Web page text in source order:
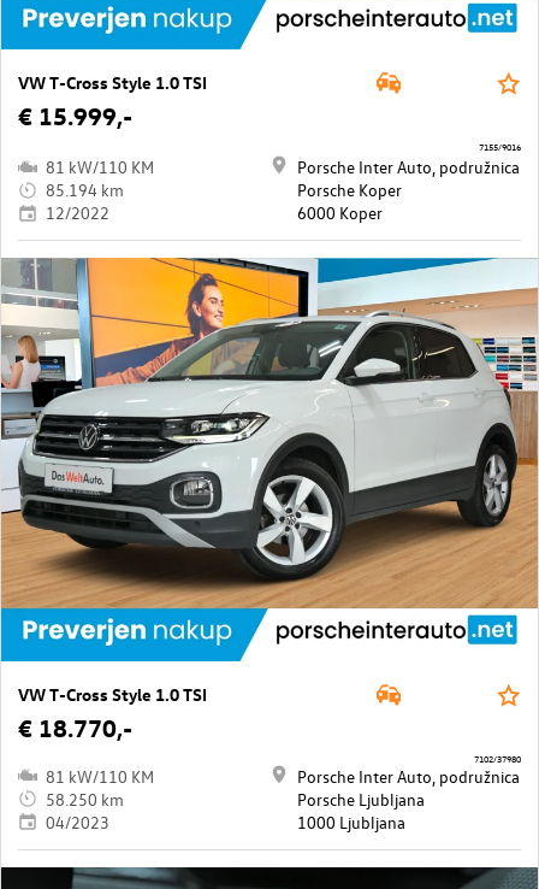
VW T-Cross Style 1.0 TSI
€ 15.999,-
81 kW/110 KM
85.194 km
12/2022
Porsche Inter Auto, podružnica
Porsche Koper
6000 Koper
7155/9016
VW T-Cross Style 1.0 TSI
€ 18.770,-
81 kW/110 KM
58.250 km
04/2023
Porsche Inter Auto, podružnica
Porsche Ljubljana
1000 Ljubljana
7102/37980